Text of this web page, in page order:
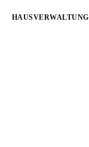
HAUSVERWALTUNG